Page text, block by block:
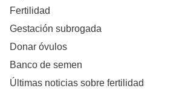
Fertilidad
Gestación subrogada
Donar óvulos
Banco de semen
Últimas noticias sobre fertilidad